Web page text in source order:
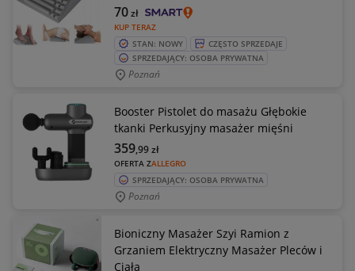
KUP TERAZ
70zł
STAN: NOWY
CZĘSTO SPRZEDAJE
SPRZEDAJĄCY: OSOBA PRYWATNA
Poznań
Booster Pistolet do masażu Głębokie
tkanki Perkusyjny masażer mięśni
OFERTA ZALLEGRO
359,99zł
SPRZEDAJĄCY: OSOBA PRYWATNA
Poznań
Bioniczny Masażer Szyi Ramion z
Grzaniem Elektryczny Masażer Pleców i
Ciała